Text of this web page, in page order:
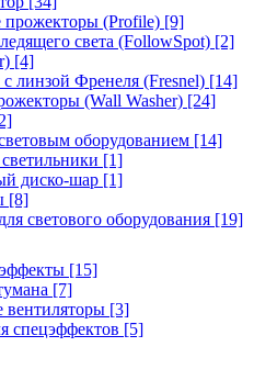
(Profile) [9]
света (FollowSpot) [2]
[4]
линзой Френеля (Fresnel) [14]
(Wall Washer) [24]
оборудованием [14]
[1]
диско-шар [1]
[8]
светового оборудования [19]
[15]
[7]
вентиляторы [3]
спецэффектов [5]